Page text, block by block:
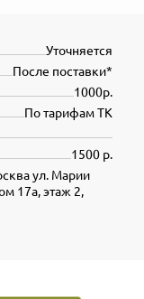
Уточняется
После поставки*
1000р.
По тарифам ТК
1500 р.
ул. Марии
17а, этаж 2,